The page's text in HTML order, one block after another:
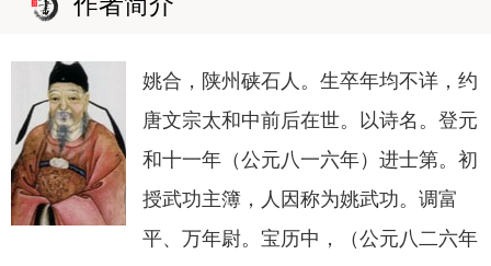
姚合，陕州硖石人。生卒年均不详，约
唐文宗太和中前后在世。以诗名。登元
和十一年（公元八一六年）进士第。初
授武功主簿，人因称为姚武功。调富
平、万年尉。宝历中，（公元八二六年